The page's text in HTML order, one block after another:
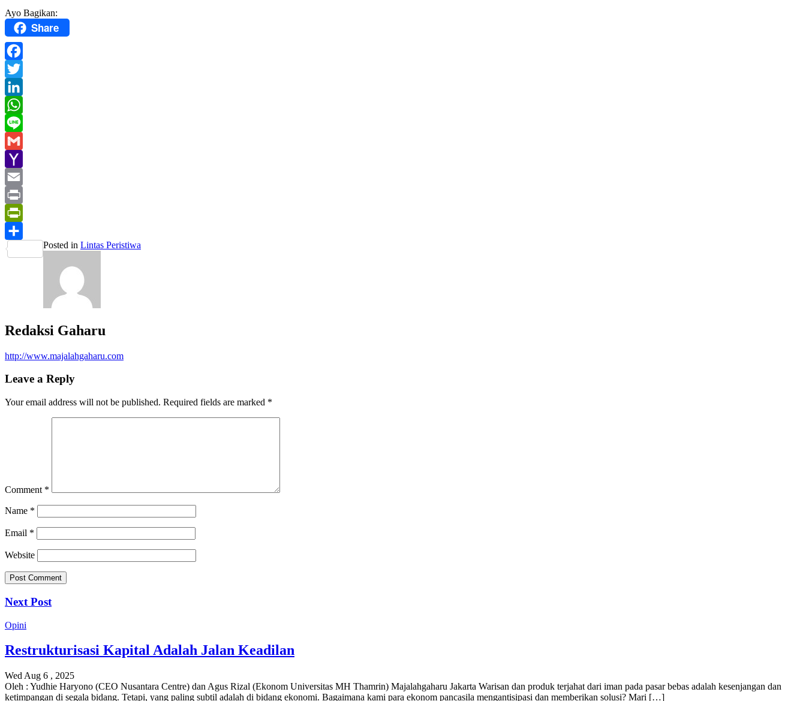
Ayo Bagikan:
Share
Facebook
Twitter
LinkedIn
WhatsApp
Line
Gmail
Yahoo
Mail
Email
Print
PrintFriendly
Share
Posted in Lintas Peristiwa
Redaksi Gaharu
http://www.majalahgaharu.com
Leave a Reply
Your email address will not be published. Required fields are marked *
Comment *
Name *
Email *
Website
Next Post
Opini
Restrukturisasi Kapital Adalah Jalan Keadilan
Wed Aug 6 , 2025
Oleh : Yudhie Haryono (CEO Nusantara Centre) dan Agus Rizal (Ekonom Universitas MH Thamrin) Majalahgaharu Jakarta Warisan dan produk terjahat dari iman pada pasar bebas adalah kesenjangan dan
ketimpangan di segala bidang. Tetapi, yang paling subtil adalah di bidang ekonomi. Bagaimana kami para ekonom pancasila mengantisipasi dan memberikan solusi? Mari […]